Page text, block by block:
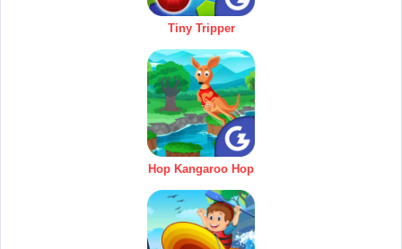
Tiny Tripper
Hop Kangaroo Hop